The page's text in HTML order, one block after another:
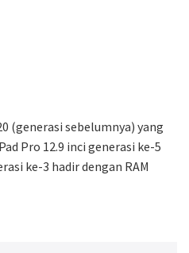
(generasi sebelumnya) yang
Pro 12.9 inci generasi ke-5
ke-3 hadir dengan RAM